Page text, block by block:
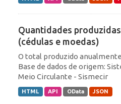
Quantidades
(cédulas e moedas)
O total produzido
Base de dados de origem:
Meio Circulante - Sismecir
HTML API OData JSON